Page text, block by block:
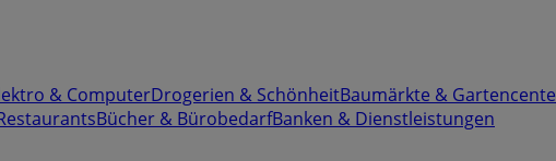
& ComputerDrogerien & SchönheitBaumärkte &
Bücher & BürobedarfBanken & Dienstleistungen